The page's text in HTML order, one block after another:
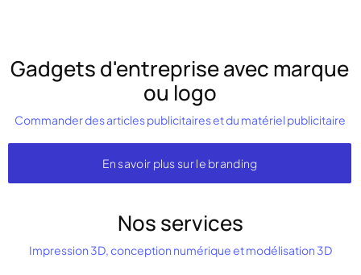
Gadgets d'entreprise avec marque
ou logo
Commander des articles publicitaires et du matériel publicitaire
En savoir plus sur le branding
Nos services
Impression 3D, conception numérique et modélisation 3D